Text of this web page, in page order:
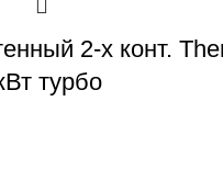
2-х конт.
турбо